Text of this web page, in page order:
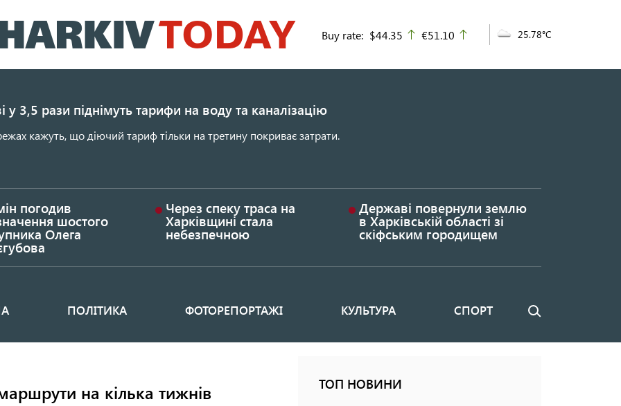
до
основного
Buy rate: $44.35 up
€51.10 25.78°C
у 3,5 рази піднімуть тарифи на воду та каналізацію
кажуть, що діючий тариф тільки на третину покриває затрати.
погодив
шостого
Олега
Через спеку траса на
Харківщині стала
небезпечною
Державі повернули землю
в Харківській області зі
скіфським городищем
ПОЛІТИКА ФОТОРЕПОРТАЖІ КУЛЬТУРА СПОРТ Пошук
на кілька тижнів ТОП НОВИНИ